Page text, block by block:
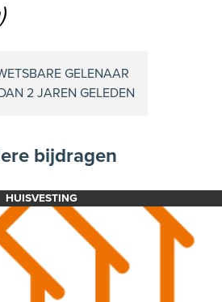
GELENAAR
2 JAREN GELEDEN
bijdragen
HUISVESTING